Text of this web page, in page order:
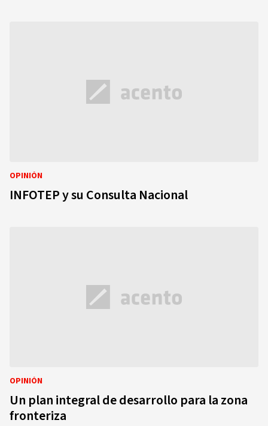
OPINIÓN
INFOTEP y su Consulta Nacional
OPINIÓN
Un plan integral de desarrollo para la zona
fronteriza